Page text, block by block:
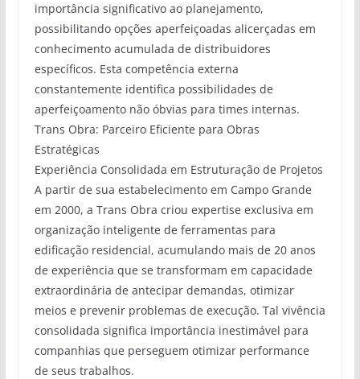
importância significativo ao planejamento,
possibilitando opções aperfeiçoadas alicerçadas em
conhecimento acumulada de distribuidores
específicos. Esta competência externa
constantemente identifica possibilidades de
aperfeiçoamento não óbvias para times internas.
Trans Obra: Parceiro Eficiente para Obras
Estratégicas
Experiência Consolidada em Estruturação de Projetos
A partir de sua estabelecimento em Campo Grande
em 2000, a Trans Obra criou expertise exclusiva em
organização inteligente de ferramentas para
edificação residencial, acumulando mais de 20 anos
de experiência que se transformam em capacidade
extraordinária de antecipar demandas, otimizar
meios e prevenir problemas de execução. Tal vivência
consolidada significa importância inestimável para
companhias que perseguem otimizar performance
de seus trabalhos.